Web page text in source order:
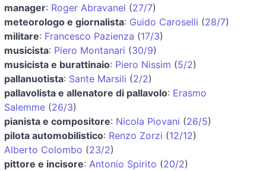
manager: Roger Abravanel (27/7)
meteorologo e giornalista: Guido Caroselli (28/7)
militare: Francesco Pazienza (17/3)
musicista: Piero Montanari (30/9)
musicista e burattinaio: Piero Nissim (5/2)
pallanuotista: Sante Marsili (2/2)
pallavolista e allenatore di pallavolo: Erasmo
Salemme (26/3)
pianista e compositore: Nicola Piovani (26/5)
pilota automobilistico: Renzo Zorzi (12/12)
Alberto Colombo (23/2)
pittore e incisore: Antonio Spirito (20/2)